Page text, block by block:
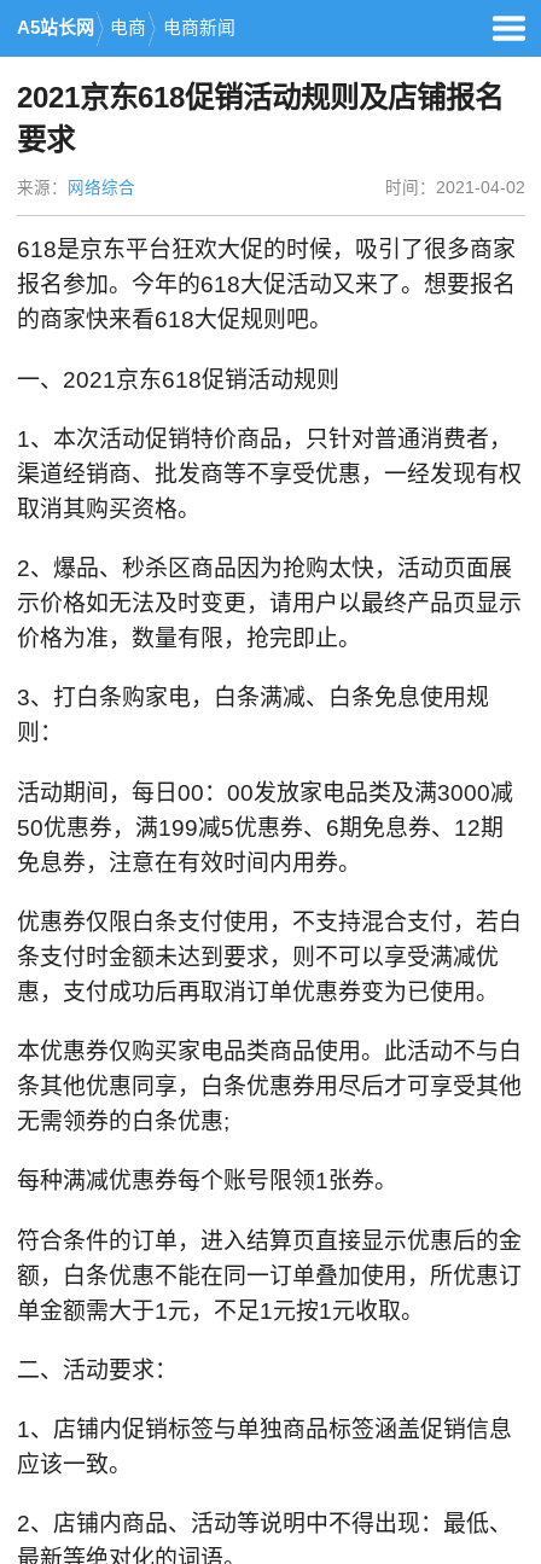
A5站长网 电商 电商新闻
2021京东618促销活动规则及店铺报名
要求
来源： 网络综合 时间：2021-04-02
618是京东平台狂欢大促的时候，吸引了很多商家
报名参加。今年的618大促活动又来了。想要报名
的商家快来看618大促规则吧。
一、2021京东618促销活动规则
1、本次活动促销特价商品，只针对普通消费者，
渠道经销商、批发商等不享受优惠，一经发现有权
取消其购买资格。
2、爆品、秒杀区商品因为抢购太快，活动页面展
示价格如无法及时变更，请用户以最终产品页显示
价格为准，数量有限，抢完即止。
3、打白条购家电，白条满减、白条免息使用规
则：
活动期间，每日00：00发放家电品类及满3000减
50优惠券，满199减5优惠券、6期免息券、12期
免息券，注意在有效时间内用券。
优惠券仅限白条支付使用，不支持混合支付，若白
条支付时金额未达到要求，则不可以享受满减优
惠，支付成功后再取消订单优惠券变为已使用。
本优惠券仅购买家电品类商品使用。此活动不与白
条其他优惠同享，白条优惠券用尽后才可享受其他
无需领券的白条优惠;
每种满减优惠券每个账号限领1张券。
符合条件的订单，进入结算页直接显示优惠后的金
额，白条优惠不能在同一订单叠加使用，所优惠订
单金额需大于1元，不足1元按1元收取。
二、活动要求：
1、店铺内促销标签与单独商品标签涵盖促销信息
应该一致。
2、店铺内商品、活动等说明中不得出现：最低、
最新等绝对化的词语。